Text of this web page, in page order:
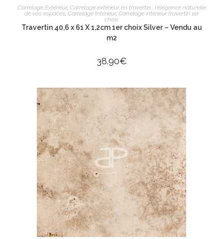
AJOUTER AU PANIER
Carrelage Extérieur, Carrelage extérieur en travertin : l'élégance naturelle
de vos espaces Carrelage Intérieur, Carrelage intérieur travertin 1er
choix
Travertin 40,6 x 61 X 1,2cm 1er choix Silver – Vendu au
m2
38.90€